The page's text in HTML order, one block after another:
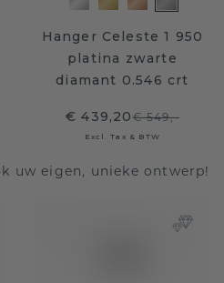
Hanger Celeste 1 950
platina zwarte
diamant 0.546 crt
€ 439,20€ 549,-
Excl. Tax & BTW
uw eigen, unieke ontwerp!